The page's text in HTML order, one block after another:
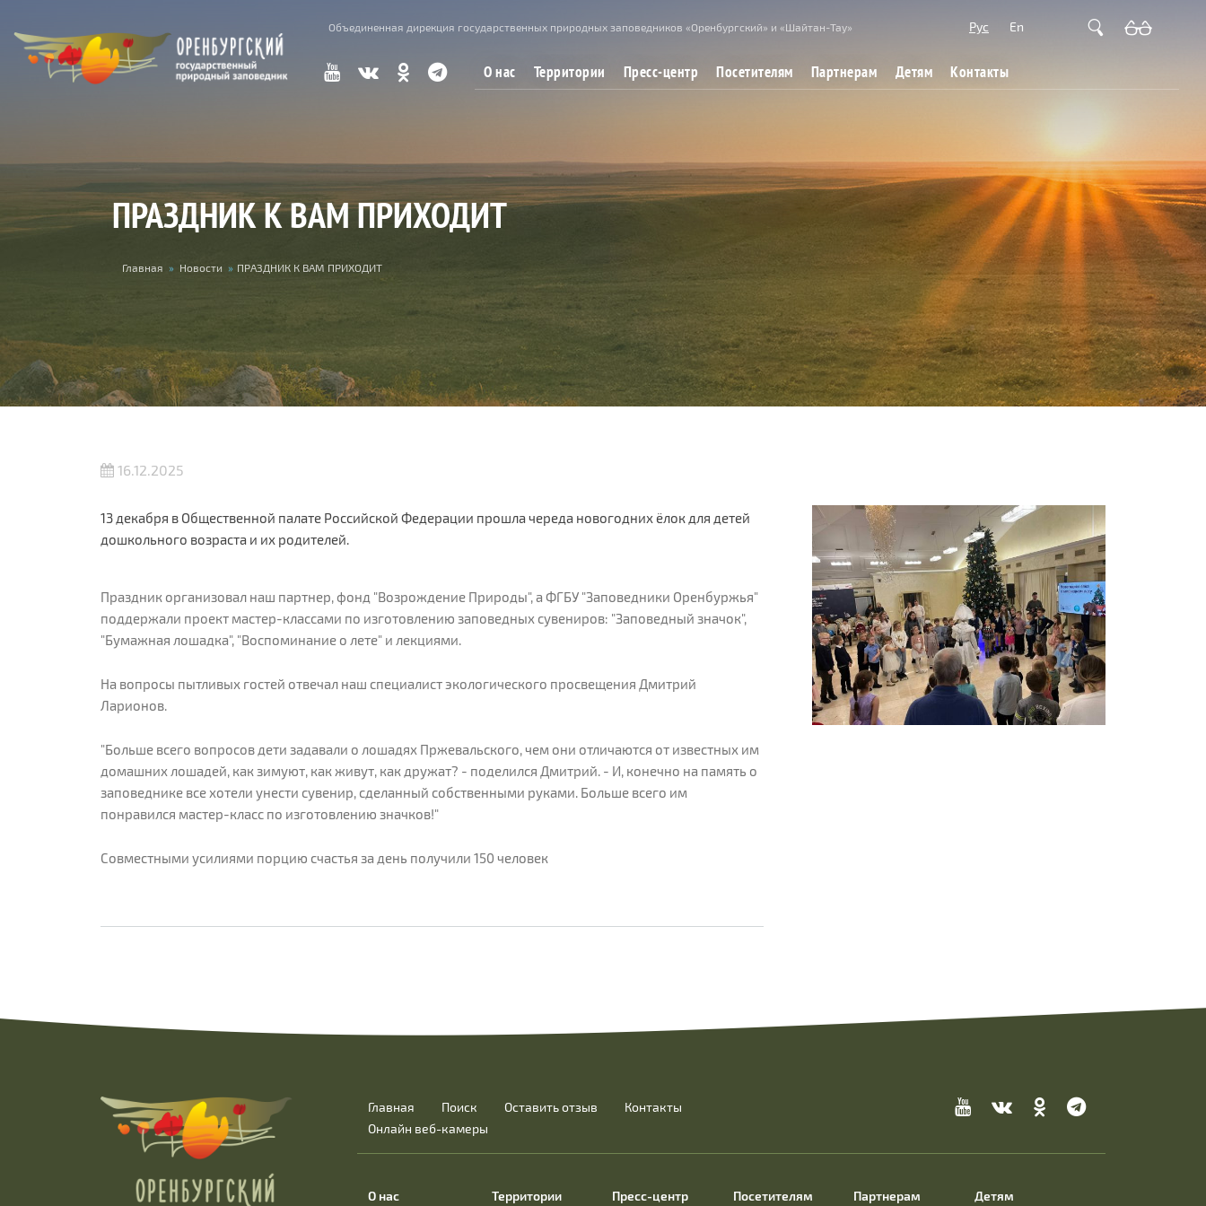
Объединенная дирекция государственных природных заповедников «Оренбургский» и «Шайтан-Тау» Рус En
О нас Территории Пресс-центр Посетителям Партнерам Детям Контакты
ПРАЗДНИК К ВАМ ПРИХОДИТ
Вы здесь
Главная » Новости » ПРАЗДНИК К ВАМ ПРИХОДИТ
16.12.2025
13 декабря в Общественной палате Российской Федерации прошла череда новогодних ёлок для детей
дошкольного возраста и их родителей.
Праздник организовал наш партнер, фонд "Возрождение Природы", а ФГБУ "Заповедники Оренбуржья"
поддержали проект мастер-классами по изготовлению заповедных сувениров: "Заповедный значок",
"Бумажная лошадка", "Воспоминание о лете" и лекциями.
На вопросы пытливых гостей отвечал наш специалист экологического просвещения Дмитрий
Ларионов.
"Больше всего вопросов дети задавали о лошадях Пржевальского, чем они отличаются от известных им
домашних лошадей, как зимуют, как живут, как дружат? - поделился Дмитрий. - И, конечно на память о
заповеднике все хотели унести сувенир, сделанный собственными руками. Больше всего им
понравился мастер-класс по изготовлению значков!"
Совместными усилиями порцию счастья за день получили 150 человек
Главная Поиск Оставить отзыв
Контакты
Онлайн веб-камеры
О нас Территории Пресс-центр Посетителям Партнерам Детям